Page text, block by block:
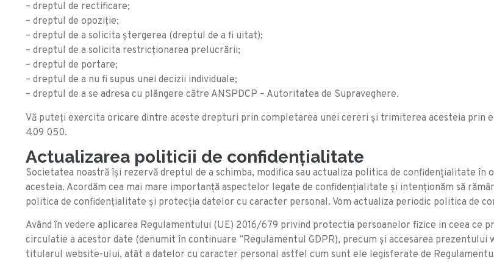
– dreptul de rectificare;
– dreptul de opoziţie;
– dreptul de a solicita ștergerea (dreptul de a fi uitat);
– dreptul de a solicita restricționarea prelucrării;
– dreptul de portare;
– dreptul de a nu fi supus unei decizii individuale;
– dreptul de a se adresa cu plângere către ANSPDCP – Autoritatea de Supraveghere.
Vă puteţi exercita oricare dintre aceste drepturi prin completarea unei cereri şi trimiterea acesteia prin
409 050.
Actualizarea politicii de confidenţialitate
Societatea noastră îşi rezervă dreptul de a schimba, modifica sau actualiza politica de confidenţialitate
acesteia. Acordăm cea mai mare importanță aspectelor legate de confidenţialitate şi intenţionăm să
politica de confidenţialitate şi protecţia datelor cu caracter personal. Vom actualiza periodic politica de
Având în vedere aplicarea Regulamentului (UE) 2016/679 privind protectia persoanelor fizice in ceea
circulatie a acestor date (denumit în continuare ”Regulamentul GDPR), precum și accesarea
titularul website-ului, atât a datelor cu caracter personal astfel cum sunt ele legisferate de